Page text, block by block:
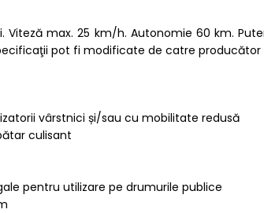
Viteză max. 25 km/h. Autonomie 60 km.
pot fi modificate de catre producător
vârstnici și/sau cu mobilitate redusă
culisant
pentru utilizare pe drumurile publice